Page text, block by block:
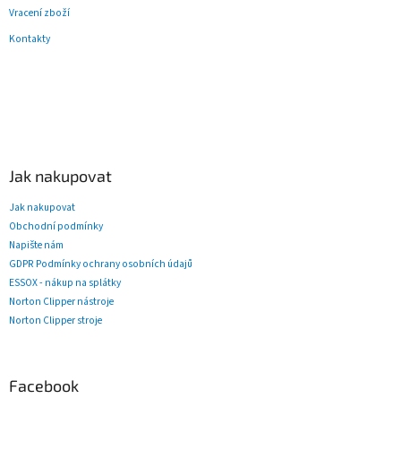
Vracení zboží
Kontakty
Jak nakupovat
Jak nakupovat
Obchodní podmínky
Napište nám
GDPR Podmínky ochrany osobních údajů
ESSOX - nákup na splátky
Norton Clipper nástroje
Norton Clipper stroje
Facebook